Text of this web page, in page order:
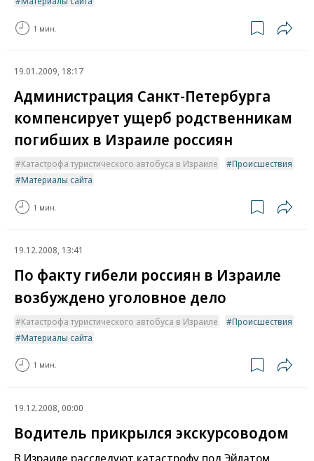
1 мин.
19.01.2009, 18:17
Администрация Санкт-Петербурга
компенсирует ущерб родственникам
погибших в Израиле россиян
Катастрофа туристического автобуса в Израиле
Происшествия
Материалы сайта
1 мин.
19.12.2008, 13:41
По факту гибели россиян в Израиле
возбуждено уголовное дело
Катастрофа туристического автобуса в Израиле
Происшествия
Материалы сайта
1 мин.
19.12.2008, 00:00
Водитель прикрылся экскурсоводом
В Израиле расследуют катастрофу под Эйлатом